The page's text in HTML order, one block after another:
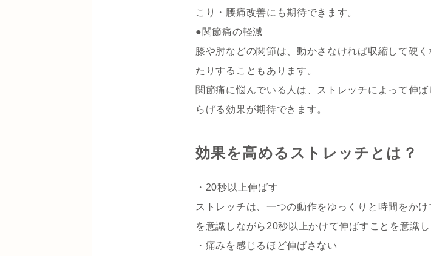
こり・腰痛改善にも期待できます。
●関節痛の軽減
膝や肘などの関節は、動かさなければ収縮して硬
たりすることもあります。
関節痛に悩んでいる人は、ストレッチによって伸
らげる効果が期待できます。
効果を高めるストレッチとは？
・20秒以上伸ばす
ストレッチは、一つの動作をゆっくりと時間をか
を意識しながら20秒以上かけて伸ばすことを意識し
・痛みを感じるほど伸ばさない